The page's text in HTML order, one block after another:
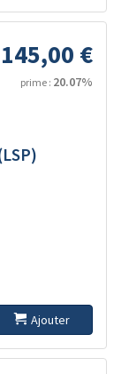
145,00 €
prime : 20.07%
Ajouter